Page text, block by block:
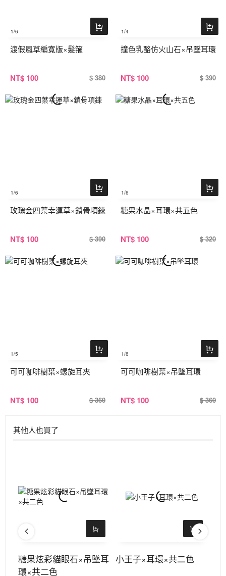
1/6
渡假風草編寛版×髮箍
NT$ 100 $ 380
1/4
撞色乳酪仿火山石×吊墜耳環
NT$ 100 $ 390
1/6
玫瑰金四葉幸運草×鎖骨項鍊
NT$ 100 $ 390
1/6
糖果水晶×耳環×共五色
NT$ 100 $ 320
1/5
可可咖啡樹葉×螺旋耳夾
NT$ 100 $ 360
1/6
可可咖啡樹葉×吊墜耳環
NT$ 100 $ 360
其他人也買了
糖果炫彩貓眼石×吊墜耳
環×共二色
小王子×耳環×共二色